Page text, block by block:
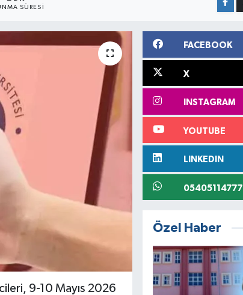
SÜRESI
9-10 Mayıs 2026
FACEBOOK
X
INSTAGRAM
YOUTUBE
LINKEDIN
05405114777
Özel Haber